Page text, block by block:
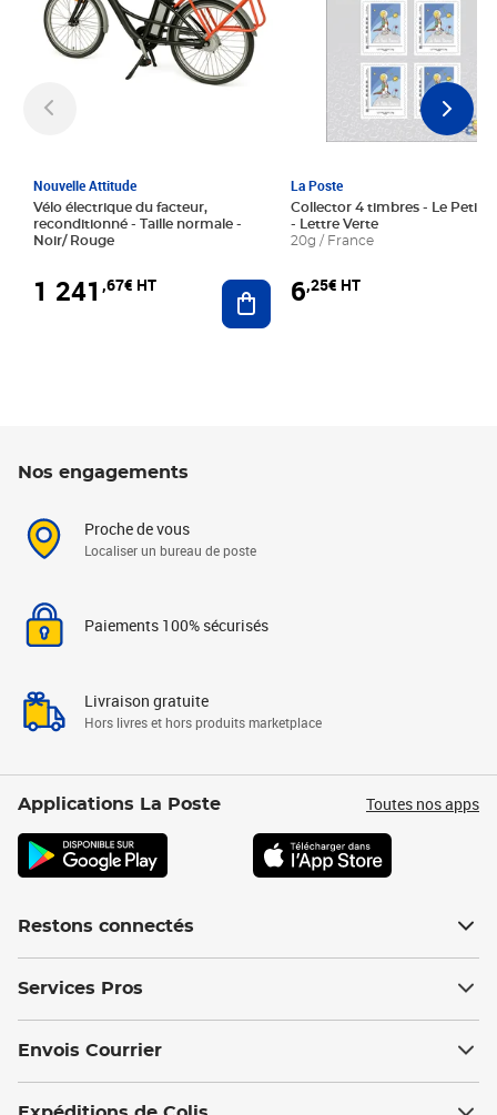
Nouvelle Attitude
Vélo électrique du facteur,
reconditionné - Taille normale -
Noir/ Rouge
1 241 ,67€ HT Ajouter au panier
La Poste
Collector 4 timbres - Le Petit
- Lettre Verte
20g / France
6,25€ HT
Nos engagements
Proche de vous
Localiser un bureau de poste
Paiements 100% sécurisés
Livraison gratuite
Hors livres et hors produits marketplace
Applications La Poste Toutes nos apps
Restons connectés
Services Pros
Envois Courrier